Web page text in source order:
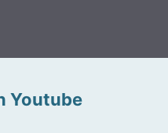
Youtube